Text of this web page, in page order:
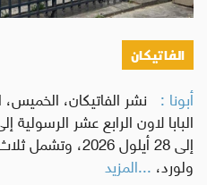
الفاتيكان
أبونا : نشر الفاتيكان، الخميس،
إلى 28 أيلول
ولورد، ...المزيد